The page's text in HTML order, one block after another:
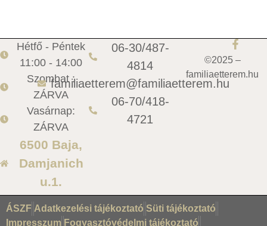
Hétfő - Péntek
11:00 - 14:00
Szombat :
ZÁRVA
Vasárnap:
ZÁRVA
6500 Baja,
Damjanich
u.1.
06-30/487-
4814
familiaetterem@familiaetterem.hu
06-70/418-
4721
©2025 –
familiaetterem.hu
ÁSZF Adatkezelési tájékoztató Süti tájékoztató
Impresszum Fogyasztóvédelmi tájékoztató